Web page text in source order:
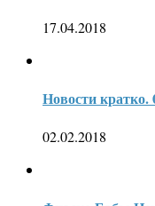
17.04.2018
Новости кратко.
02.02.2018